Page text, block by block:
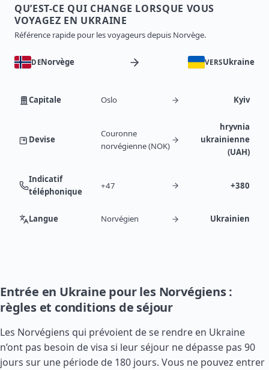
QU’EST-CE QUI CHANGE LORSQUE VOUS
VOYAGEZ EN UKRAINE
Référence rapide pour les voyageurs depuis Norvège.
DENorvège VERSUkraine
Capitale Oslo Kyiv
Devise
Couronne
norvégienne (NOK)
hryvnia
ukrainienne
(UAH)
Indicatif
téléphonique
+47 +380
Langue Norvégien Ukrainien
Entrée en Ukraine pour les Norvégiens :
règles et conditions de séjour
Les Norvégiens qui prévoient de se rendre en Ukraine
n’ont pas besoin de visa si leur séjour ne dépasse pas 90
jours sur une période de 180 jours. Vous ne pouvez entrer